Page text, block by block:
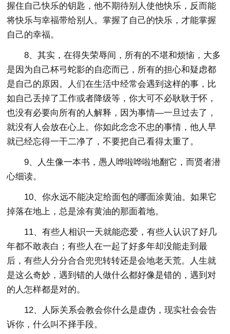
握住自己快乐的钥匙，他不期待别人使他快乐，反而能
将快乐与幸福带给别人。掌握了自己的快乐，才能掌握
自己的幸福。
8、其实，在得失荣辱间，所有的不堪和烦恼，大多
是因为自己杯弓蛇影的自恋而已，所有的担心和疑虑都
是自己的原因。人们在生活中经常会遇到这样的事，比
如自己丢掉了工作或者降级等，你大可不必耿耿于怀，
也没有必要向所有的人解释，因为事情—一旦过去了，
就没有人会放在心上。你如此念念不忠的事情，他人早
就已经忘得一干二净了，不要把自己看得太重了。
9、人生像一本书，愚人哗啦哗啦地翻它，而贤者潜
心细读。
10、你永远不能决定给面包的哪面涂黄油。如果它
掉落在地上，总是涂有黄油的那面着地。
11、有些人相识一天就能恋爱，有些人认识了好几
年都不敢表白；有些人在一起了好多年却没能走到最
后，有些人分分合合兜兜转转还是会地老天荒。人生就
是这么奇妙，遇到错的人做什么都好像是错的，遇到对
的人怎样都是对的。
12、人际关系会教会你什么是虚伪，现实社会会告
诉你，什么叫不择手段。